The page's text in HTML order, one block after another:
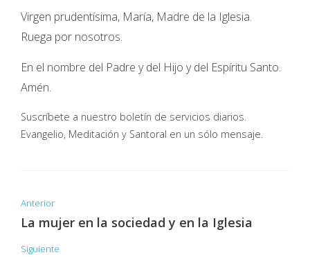
Virgen prudentísima, María, Madre de la Iglesia.
Ruega por nosotros.
En el nombre del Padre y del Hijo y del Espíritu Santo.
Amén.
Suscríbete a nuestro boletín de servicios diarios.
Evangelio, Meditación y Santoral en un sólo mensaje.
Anterior
La mujer en la sociedad y en la Iglesia
Siguiente